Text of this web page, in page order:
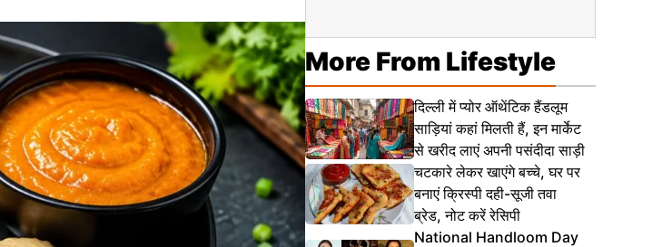
More From Lifestyle
दिल्ली में प्योर ऑथेंटिक हैंडलूम
साड़ियां कहां मिलती हैं, इन मार्केट
से खरीद लाएं अपनी पसंदीदा साड़ी
चटकारे लेकर खाएंगे बच्चे, घर पर
बनाएं क्रिस्पी दही-सूजी तवा
ब्रेड, नोट करें रेसिपी
National Handloom Day